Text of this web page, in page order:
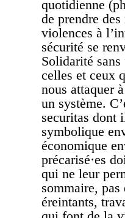
quotidienne
de prendre
violences à
sécurité se
Solidarité
celles et ceux
nous attaquer
un système.
securitas dont
symbolique
économique
précarisé·es
qui ne leur
sommaire, pas
éreintants,